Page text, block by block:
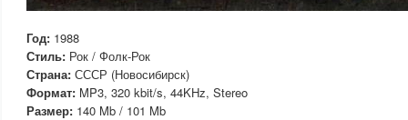
Год: 1988
Стиль: Рок / Фолк-Рок
Страна: СССР (Новосибирск)
Формат: MP3, 320 kbit/s, 44KHz, Stereo
Размер: 140 Mb / 101 Mb